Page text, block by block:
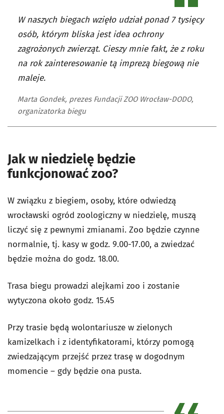
W naszych biegach wzięło udział ponad 7 tysięcy
osób, którym bliska jest idea ochrony
zagrożonych zwierząt. Cieszy mnie fakt, że z roku
na rok zainteresowanie tą imprezą biegową nie
maleje.
Marta Gondek, prezes Fundacji ZOO Wrocław-DODO,
organizatorka biegu
Jak w niedzielę będzie
funkcjonować zoo?
W związku z biegiem, osoby, które odwiedzą
wrocławski ogród zoologiczny w niedzielę, muszą
liczyć się z pewnymi zmianami. Zoo będzie czynne
normalnie, tj. kasy w godz. 9.00-17.00, a zwiedzać
będzie można do godz. 18.00.
Trasa biegu prowadzi alejkami zoo i zostanie
wytyczona około godz. 15.45
Przy trasie będą wolontariusze w zielonych
kamizelkach i z identyfikatorami, którzy pomogą
zwiedzającym przejść przez trasę w dogodnym
momencie – gdy będzie ona pusta.